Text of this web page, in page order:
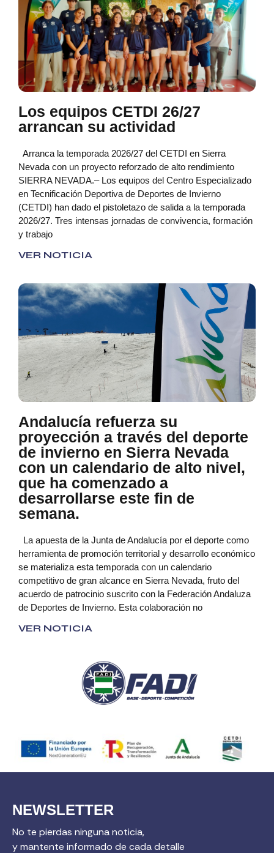
Los equipos CETDI 26/27
arrancan su actividad
Arranca la temporada 2026/27 del CETDI en Sierra
Nevada con un proyecto reforzado de alto rendimiento
SIERRA NEVADA.– Los equipos del Centro Especializado
en Tecnificación Deportiva de Deportes de Invierno
(CETDI) han dado el pistoletazo de salida a la temporada
2026/27. Tres intensas jornadas de convivencia, formación
y trabajo
VER NOTICIA
Andalucía refuerza su
proyección a través del deporte
de invierno en Sierra Nevada
con un calendario de alto nivel,
que ha comenzado a
desarrollarse este fin de
semana.
La apuesta de la Junta de Andalucía por el deporte como
herramienta de promoción territorial y desarrollo económico
se materializa esta temporada con un calendario
competitivo de gran alcance en Sierra Nevada, fruto del
acuerdo de patrocinio suscrito con la Federación Andaluza
de Deportes de Invierno. Esta colaboración no
VER NOTICIA
NEWSLETTER
No te pierdas ninguna noticia,
y mantente informado de cada detalle